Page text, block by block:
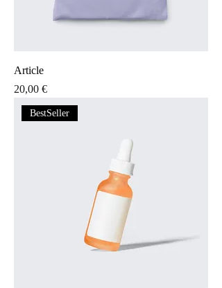
Article
Prix
20,00 €
BestSeller